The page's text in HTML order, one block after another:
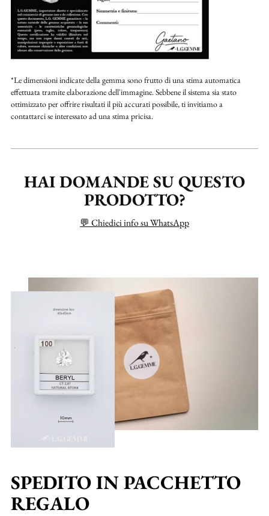
*Le dimensioni indicate della gemma sono frutto di una stima automatica
effettuata tramite elaborazione dell'immagine. Sebbene il sistema sia stato
ottimizzato per offrire risultati il più accurati possibile, ti invitiamo a
contattarci se interessato ad una stima pricisa.
HAI DOMANDE SU QUESTO
PRODOTTO?
💬 Chiedici info su WhatsApp
SPEDITO IN PACCHETTO
REGALO